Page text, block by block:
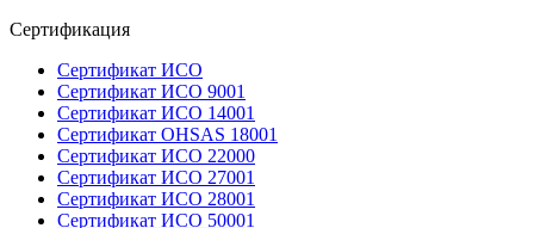
Сертификация
Сертификат ИСО
Сертификат ИСО 9001
Сертификат ИСО 14001
Сертификат OHSAS 18001
Сертификат ИСО 22000
Сертификат ИСО 27001
Сертификат ИСО 28001
Сертификат ИСО 50001